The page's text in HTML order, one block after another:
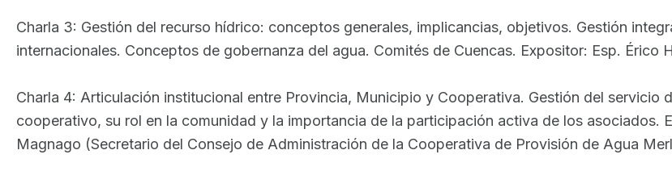
Charla 3: Gestión del recurso hídrico: conceptos generales, implicancias, objetivos. Gestión
internacionales. Conceptos de gobernanza del agua. Comités de Cuencas. Expositor: Esp. Érico
Charla 4: Articulación institucional entre Provincia, Municipio y Cooperativa. Gestión del servicio
cooperativo, su rol en la comunidad y la importancia de la participación activa de los asociados.
Magnago (Secretario del Consejo de Administración de la Cooperativa de Provisión de Agua